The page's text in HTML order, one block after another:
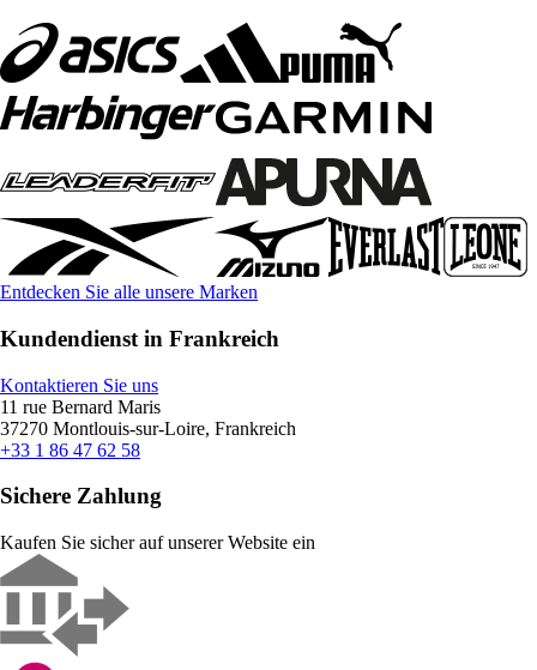
Entdecken Sie alle unsere Marken
Kundendienst in Frankreich
Kontaktieren Sie uns
11 rue Bernard Maris
37270 Montlouis-sur-Loire, Frankreich
+33 1 86 47 62 58
Sichere Zahlung
Kaufen Sie sicher auf unserer Website ein